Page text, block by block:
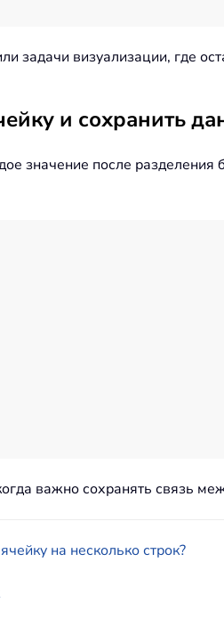
задачи визуализации, где
и сохранить
значение после
важно сохранять связь
на несколько строк?